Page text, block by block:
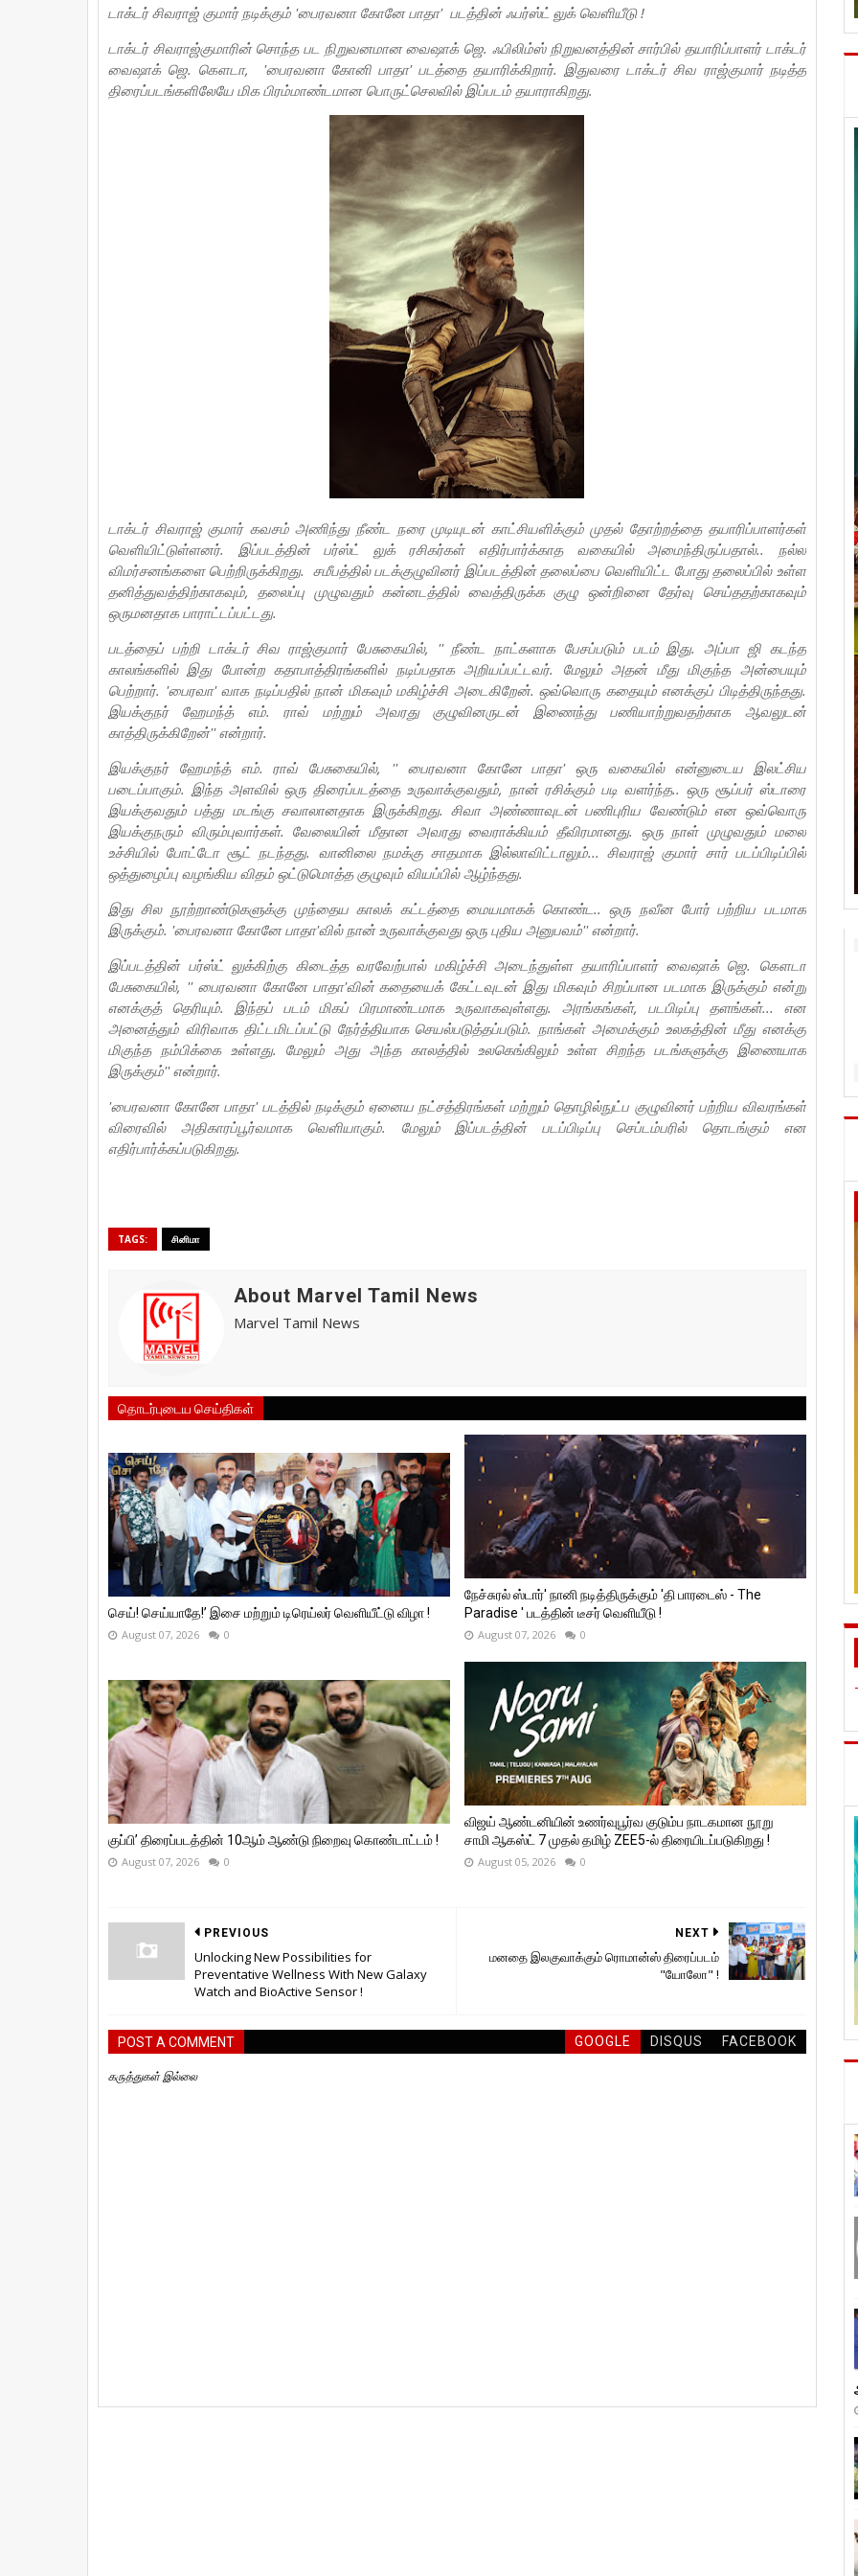
டாக்டர் சிவராஜ் குமார் நடிக்கும் 'பைரவனா கோனே பாதா' படத்தின் ஃபர்ஸ்ட் லுக் வெளியீடு !
டாக்டர் சிவராஜ்குமாரின் சொந்த பட நிறுவனமான வைஷாக் ஜெ. ஃபிலிம்ஸ் நிறுவனத்தின் சார்பில் தயாரிப்பாளர் டாக்டர்
வைஷாக் ஜெ. கௌடா, 'பைரவனா கோனி பாதா' படத்தை தயாரிக்கிறார். இதுவரை டாக்டர் சிவ ராஜ்குமார் நடித்த
திரைப்படங்களிலேயே மிக பிரம்மாண்டமான பொருட்செலவில் இப்படம் தயாராகிறது.
டாக்டர் சிவராஜ் குமார் கவசம் அணிந்து நீண்ட நரை முடியுடன் காட்சியளிக்கும் முதல் தோற்றத்தை தயாரிப்பாளர்கள்
வெளியிட்டுள்ளனர். இப்படத்தின் பர்ஸ்ட் லுக் ரசிகர்கள் எதிர்பார்க்காத வகையில் அமைந்திருப்பதால்.. நல்ல
விமர்சனங்களை பெற்றிருக்கிறது. சமீபத்தில் படக்குழுவினர் இப்படத்தின் தலைப்பை வெளியிட்ட போது தலைப்பில் உள்ள
தனித்துவத்திற்காகவும், தலைப்பு முழுவதும் கன்னடத்தில் வைத்திருக்க குழு ஒன்றினை தேர்வு செய்ததற்காகவும்
ஒருமனதாக பாராட்டப்பட்டது.
படத்தைப் பற்றி டாக்டர் சிவ ராஜ்குமார் பேசுகையில், '' நீண்ட நாட்களாக பேசப்படும் படம் இது. அப்பா ஜி கடந்த
காலங்களில் இது போன்ற கதாபாத்திரங்களில் நடிப்பதாக அறியப்பட்டவர். மேலும் அதன் மீது மிகுந்த அன்பையும்
பெற்றார். 'பைரவா' வாக நடிப்பதில் நான் மிகவும் மகிழ்ச்சி அடைகிறேன். ஒவ்வொரு கதையும் எனக்குப் பிடித்திருந்தது.
இயக்குநர் ஹேமந்த் எம். ராவ் மற்றும் அவரது குழுவினருடன் இணைந்து பணியாற்றுவதற்காக ஆவலுடன்
காத்திருக்கிறேன்'' என்றார்.
இயக்குநர் ஹேமந்த் எம். ராவ் பேசுகையில், '' பைரவனா கோனே பாதா' ஒரு வகையில் என்னுடைய இலட்சிய
படைப்பாகும்.‌ இந்த அளவில் ஒரு திரைப்படத்தை உருவாக்குவதும், நான் ரசிக்கும் படி வளர்ந்த.. ஒரு சூப்பர் ஸ்டாரை
இயக்குவதும் பத்து மடங்கு சவாலானதாக இருக்கிறது. சிவா அண்ணாவுடன் பணிபுரிய வேண்டும் என ஒவ்வொரு
இயக்குநரும் விரும்புவார்கள். வேலையின் மீதான அவரது வைராக்கியம் தீவிரமானது. ஒரு நாள் முழுவதும் மலை
உச்சியில் போட்டோ சூட் நடந்தது. வானிலை நமக்கு சாதமாக இல்லாவிட்டாலும்... சிவராஜ் குமார் சார் படப்பிடிப்பில்
ஒத்துழைப்பு வழங்கிய விதம் ஒட்டுமொத்த குழுவும் வியப்பில் ஆழ்ந்தது.
இது சில நூற்றாண்டுகளுக்கு முந்தைய காலக் கட்டத்தை மையமாகக் கொண்ட.. ஒரு நவீன போர் பற்றிய படமாக
இருக்கும். 'பைரவனா கோனே பாதா'வில் நான் உருவாக்குவது ஒரு புதிய அனுபவம்'' என்றார்.
இப்படத்தின் பர்ஸ்ட் லுக்கிற்கு கிடைத்த வரவேற்பால் மகிழ்ச்சி அடைந்துள்ள தயாரிப்பாளர் வைஷாக் ஜெ. கௌடா
பேசுகையில், '' பைரவனா கோனே பாதா'வின் கதையைக் கேட்டவுடன் இது மிகவும் சிறப்பான படமாக இருக்கும் என்று
எனக்குத் தெரியும். இந்தப் படம் மிகப் பிரமாண்டமாக உருவாகவுள்ளது. அரங்கங்கள், படபிடிப்பு தளங்கள்... என
அனைத்தும் விரிவாக திட்டமிடப்பட்டு நேர்த்தியாக செயல்படுத்தப்படும். நாங்கள் அமைக்கும் உலகத்தின் மீது எனக்கு
மிகுந்த நம்பிக்கை உள்ளது. மேலும் அது அந்த காலத்தில் உலகெங்கிலும் உள்ள சிறந்த படங்களுக்கு இணையாக
இருக்கும்'' என்றார்.
'பைரவனா கோனே பாதா' படத்தில் நடிக்கும் ஏனைய நட்சத்திரங்கள் மற்றும் தொழில்நுட்ப குழுவினர் பற்றிய விவரங்கள்
விரைவில் அதிகாரப்பூர்வமாக வெளியாகும். மேலும் இப்படத்தின் படப்பிடிப்பு செப்டம்பரில் தொடங்கும் என
எதிர்பார்க்கப்படுகிறது.
TAGS: சினிமா
About Marvel Tamil News
Marvel Tamil News
தொடர்புடைய செய்திகள்
செய்! செய்யாதே!’ இசை மற்றும் டிரெய்லர் வெளியீட்டு விழா !
August 07, 2026 0
நேச்சுரல் ஸ்டார்' நானி நடித்திருக்கும் 'தி பாரடைஸ் - The
Paradise ' படத்தின் டீசர் வெளியீடு !
August 07, 2026 0
குப்பி’ திரைப்படத்தின் 10ஆம் ஆண்டு நிறைவு கொண்டாட்டம் !
August 07, 2026 0
விஜய் ஆண்டனியின் உணர்வுபூர்வ குடும்ப நாடகமான நூறு
சாமி ஆகஸ்ட் 7 முதல் தமிழ் ZEE5-ல் திரையிடப்படுகிறது !
August 05, 2026 0
NEXT
மனதை இலகுவாக்கும் ரொமான்ஸ் திரைப்படம்
"யோலோ" !
PREVIOUS
Unlocking New Possibilities for
Preventative Wellness With New Galaxy
Watch and BioActive Sensor !
POST A COMMENT GOOGLE DISQUS FACEBOOK
கருத்துகள் இல்லை